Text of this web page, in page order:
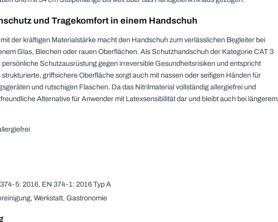
und Tragekomfort in einem Handschuh
der kräftigen Materialstärke macht den Handschuh zum verlässlichen Begleiter bei
Glas, Blechen oder rauen Oberflächen. Als Schutzhandschuh der Kategorie CAT 3
Schutzausrüstung gegen irreversible Gesundheitsrisiken und entspricht
griffsichere Oberfläche sorgt auch mit nassen oder seifigen Händen für
und rutschigen Flaschen. Da das Nitrilmaterial vollständig allergiefrei und
Alternative für Anwender mit Latexsensibilität dar und bleibt auch bei längerem
5: 2016, EN 374-1: 2016 Typ A
Werkstatt, Gastronomie